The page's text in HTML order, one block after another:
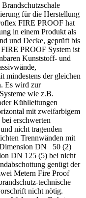
für die Herstellung
FIRE PROOF hat
in einem Produkt als
und Decke, geprüft bis
PROOF System ist
Kunststoff- und
mindestens der gleichen
Es wird zur
wie z.B.
Kühlleitungen
mit zweifarbigem
erschwerten
nicht tragenden
Trennwänden mit
Dimension DN 50 (2)
DN 125 (5) bei nicht
genügt der
Metern Fire Proof
technische
nicht nötig.